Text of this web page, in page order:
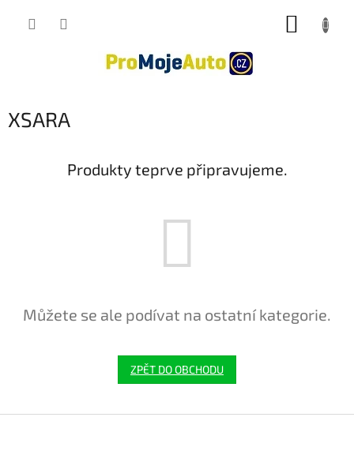
XSARA
Produkty teprve připravujeme.
Můžete se ale podívat na ostatní kategorie.
ZPĚT DO OBCHODU